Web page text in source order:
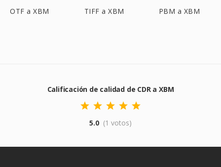
OTF a XBM TIFF a XBM PBM a XBM
Calificación de calidad de CDR a XBM
5.0 (1 votos)